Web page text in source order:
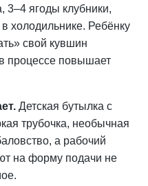
3–4 ягоды клубники,
холодильнике. Ребёнку
свой кувшин
процессе повышает
Детская бутылка с
трубочка, необычная
а рабочий
на форму подачи не